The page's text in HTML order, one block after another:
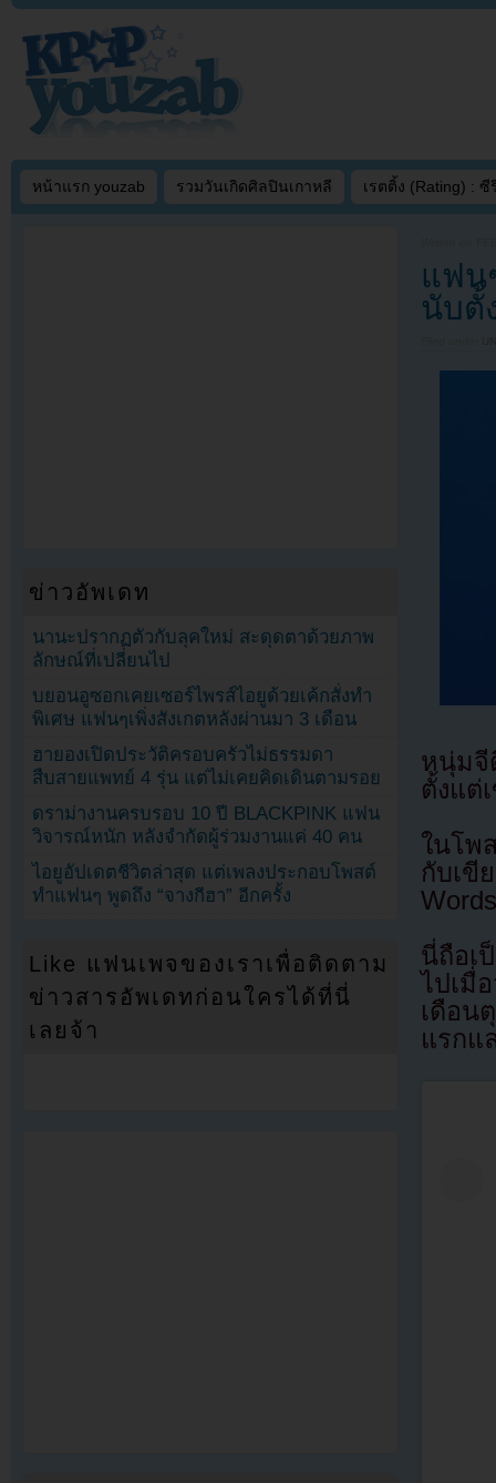
หน้าแรก youzab รวมวันเกิดศิลปินเกาหลี เรตติ้ง (Rating) : ซี
แฟน
นับตั้
หนุ่มจี
ตั้งแต่
ในโพ
กับเขี
นี่ถือเ
ไปเมื่
เดือน
แรกแ
ข่าวอัพเดท
นานะปรากฏตัวกับลุคใหม่ สะดุดตาด้วยภาพ
ลักษณ์ที่เปลี่ยนไป
บยอนอูซอกเคยเซอร์ไพรส์ไอยูด้วยเค้กสั่งทำ
พิเศษ แฟนๆเพิ่งสังเกตหลังผ่านมา 3 เดือน
ฮายองเปิดประวัติครอบครัวไม่ธรรมดา
สืบสายแพทย์ 4 รุ่น แต่ไม่เคยคิดเดินตามรอย
ดราม่างานครบรอบ 10 ปี BLACKPINK แฟน
วิจารณ์หนัก หลังจำกัดผู้ร่วมงานแค่ 40 คน
ไอยูอัปเดตชีวิตล่าสุด แต่เพลงประกอบโพสต์
ทำแฟนๆ พูดถึง “จางกีฮา” อีกครั้ง
Like แฟนเพจของเราเพื่อติดตาม
ข่าวสารอัพเดทก่อนใครได้ที่นี่
เลยจ้า